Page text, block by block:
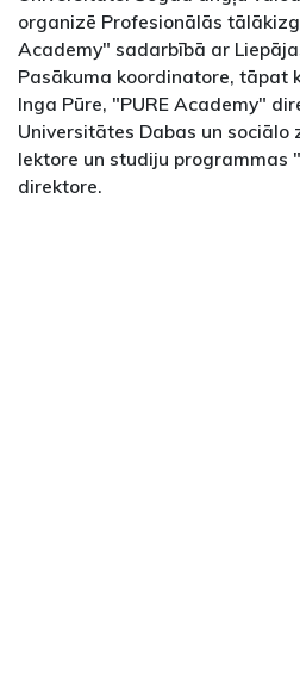
organizē Profesionālās
Academy" sadarbībā ar
Pasākuma koordinatore, tāpat
Inga Pūre, "PURE Academy"
Universitātes Dabas un
lektore un studiju programmas
direktore.